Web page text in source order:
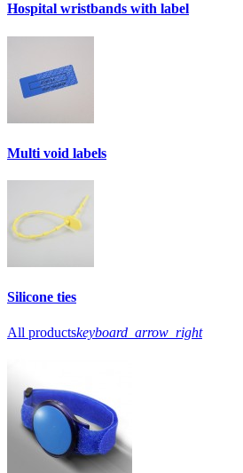
Hospital wristbands with label
Multi void labels
Silicone ties
All productskeyboard_arrow_right